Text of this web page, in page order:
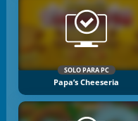
SOLO PARA PC
Papa’s Cheeseria